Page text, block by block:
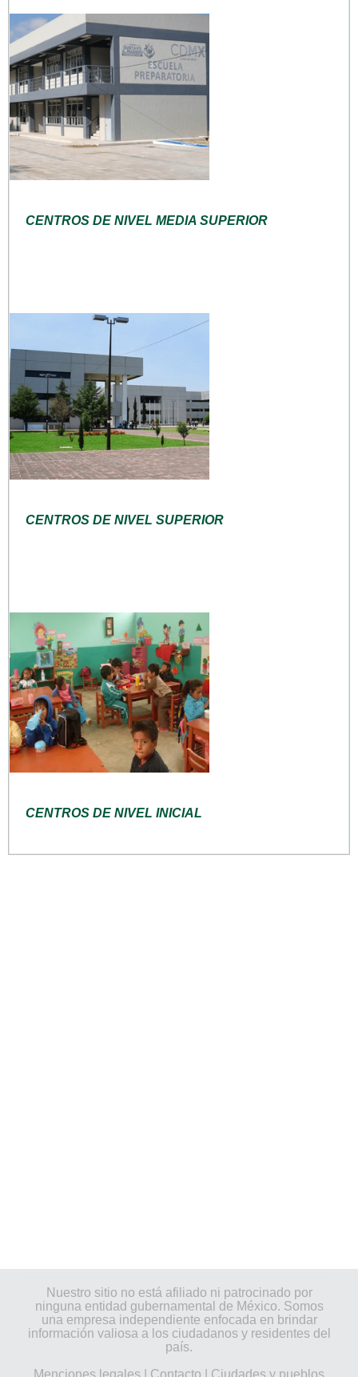
CENTROS DE NIVEL MEDIA SUPERIOR
CENTROS DE NIVEL SUPERIOR
CENTROS DE NIVEL INICIAL
Nuestro sitio no está afiliado ni patrocinado por
ninguna entidad gubernamental de México. Somos
una empresa independiente enfocada en brindar
información valiosa a los ciudadanos y residentes del
país.